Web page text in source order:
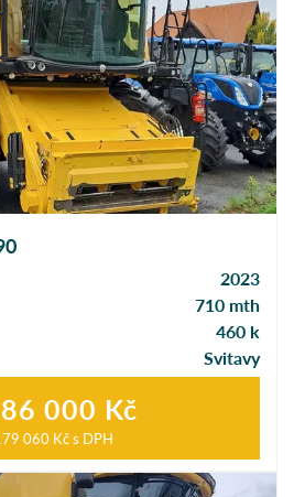
2023
710 mth
460 k
Svitavy
000 Kč
060 Kčs DPH